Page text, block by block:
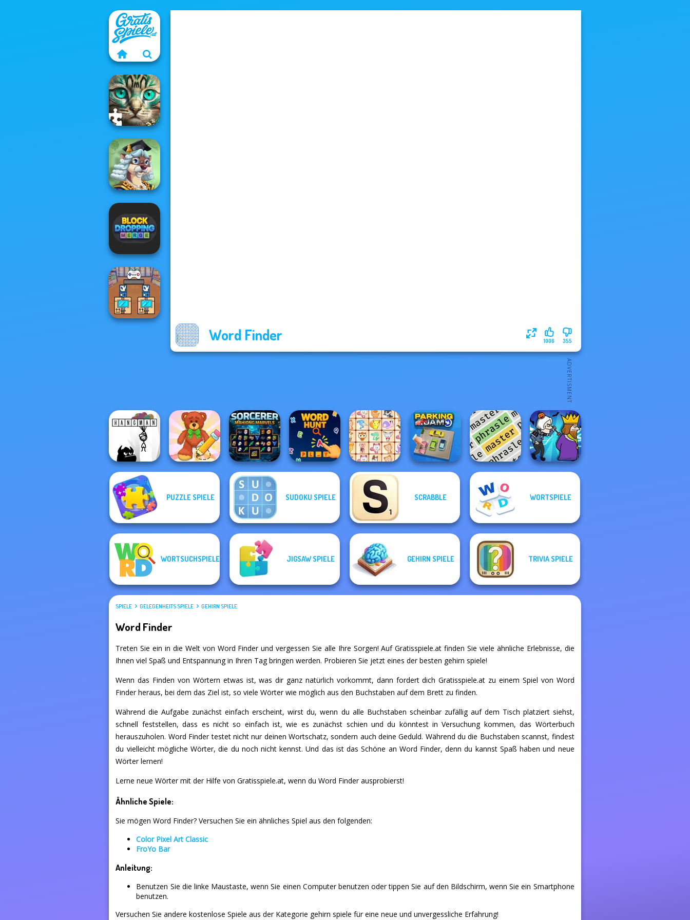
Word Finder 355
1006
Favorite Puzzles
Words With Prof.
Wisely
Block Dropping
Merge
Hangman
Wipe Insight
Sorcerer
Mahjong Marvels
Dream Pet Link Phrasle Master
PUZZLE SPIELE SUDOKU SPIELE SCRABBLE WORTSPIELE
WORTSUCHSPIELE JIGSAW SPIELE GEHIRN SPIELE TRIVIA SPIELE
SPIELE GELEGENHEITS SPIELE GEHIRN SPIELE
Word Finder
Treten Sie ein in die Welt von Word Finder und vergessen Sie alle Ihre Sorgen! Auf Gratisspiele.at finden Sie viele ähnliche Erlebnisse, die
Ihnen viel Spaß und Entspannung in Ihren Tag bringen werden. Probieren Sie jetzt eines der besten gehirn spiele!
Wenn das Finden von Wörtern etwas ist, was dir ganz natürlich vorkommt, dann fordert dich Gratisspiele.at zu einem Spiel von Word
Finder heraus, bei dem das Ziel ist, so viele Wörter wie möglich aus den Buchstaben auf dem Brett zu finden.
Während die Aufgabe zunächst einfach erscheint, wirst du, wenn du alle Buchstaben scheinbar zufällig auf dem Tisch platziert siehst,
schnell feststellen, dass es nicht so einfach ist, wie es zunächst schien und du könntest in Versuchung kommen, das Wörterbuch
herauszuholen. Word Finder testet nicht nur deinen Wortschatz, sondern auch deine Geduld. Während du die Buchstaben scannst, findest
du vielleicht mögliche Wörter, die du noch nicht kennst. Und das ist das Schöne an Word Finder, denn du kannst Spaß haben und neue
Wörter lernen!
Lerne neue Wörter mit der Hilfe von Gratisspiele.at, wenn du Word Finder ausprobierst!
Ähnliche Spiele:
Sie mögen Word Finder? Versuchen Sie ein ähnliches Spiel aus den folgenden:
Color Pixel Art Classic
FroYo Bar
Anleitung:
Benutzen Sie die linke Maustaste, wenn Sie einen Computer benutzen oder tippen Sie auf den Bildschirm, wenn Sie ein Smartphone
benutzen.
Versuchen Sie andere kostenlose Spiele aus der Kategorie gehirn spiele für eine neue und unvergessliche Erfahrung!